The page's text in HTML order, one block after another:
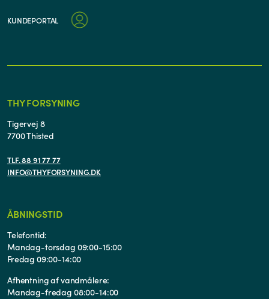
KUNDEPORTAL
THY FORSYNING
Tigervej 8
7700 Thisted
TLF. 88 91 77 77
INFO@THYFORSYNING.DK
ÅBNINGSTID
Telefontid:
Mandag-torsdag 09:00-15:00
Fredag 09:00-14:00
Afhentning af vandmålere:
Mandag-fredag 08:00-14:00